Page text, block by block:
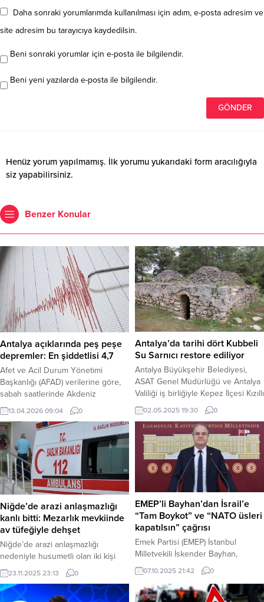
Daha sonraki yorumlarımda kullanılması için adım, e-posta adresim ve
site adresim bu tarayıcıya kaydedilsin.
Beni sonraki yorumlar için e-posta ile bilgilendir.
Beni yeni yazılarda e-posta ile bilgilendir.
Henüz yorum yapılmamış. İlk yorumu yukarıdaki form aracılığıyla
siz yapabilirsiniz.
Benzer Konular
Antalya açıklarında peş peşe
depremler: En şiddetlisi 4,7
Afet ve Acil Durum Yönetimi
Başkanlığı (AFAD) verilerine göre,
sabah saatlerinde Akdeniz
açıklarında, Demre ilçesine yaklaşık
55 kilometre mesafede peş peşe
iki deprem kaydedildi. Haber
Merkezi – İlk deprem saat 08.43’te
3,5 büyüklüğünde ve 26 kilometre
derinlikte meydana geldi. Bu
sarsıntıdan yaklaşık 5 dakika sonra,
saat 08.48’de aynı bölgede 4,7...
13.04.2026 09:04 0
Antalya’da tarihi dört Kubbeli
Su Sarnıcı restore ediliyor
Antalya Büyükşehir Belediyesi,
ASAT Genel Müdürlüğü ve Antalya
Valiliği iş birliğiyle Kepez İlçesi Kızıllı
Mahallesi’nde yer alan tarihi ‘Dört
Kubbeli Su Sarnıcı’, aslına uygun
olarak restore edilerek gelecek
nesillere kazandırılacak. Antalya
Büyükşehir Belediyesi, kentin tarihi
ve kültürel miraslarına sahip çıkarak
gelecek nesillere taşımak için
çalışmalara devam ediyor. Kepez
İlçesi’nde bulunan,...
02.05.2025 19:30 0
Niğde’de arazi anlaşmazlığı
kanlı bitti: Mezarlık mevkiinde
av tüfeğiyle dehşet
Niğde’de arazi anlaşmazlığı
nedeniyle husumetli olan iki kişi
arasında çıkan tartışma silahlı
kavgaya dönüştü. Av tüfeğiyle
vurulan bir kişi ağır yaralanırken,
23.11.2025 23:13 0
EMEP’li Bayhan’dan İsrail’e
“Tam Boykot” ve “NATO üsleri
kapatılsın” çağrısı
Emek Partisi (EMEP) İstanbul
Milletvekili İskender Bayhan,
İsrail’in Gazze’deki “soykırımını”
durdurması için “tam boykot”
uygulanması ve Türkiye’nin İsrail ile
07.10.2025 21:42 0